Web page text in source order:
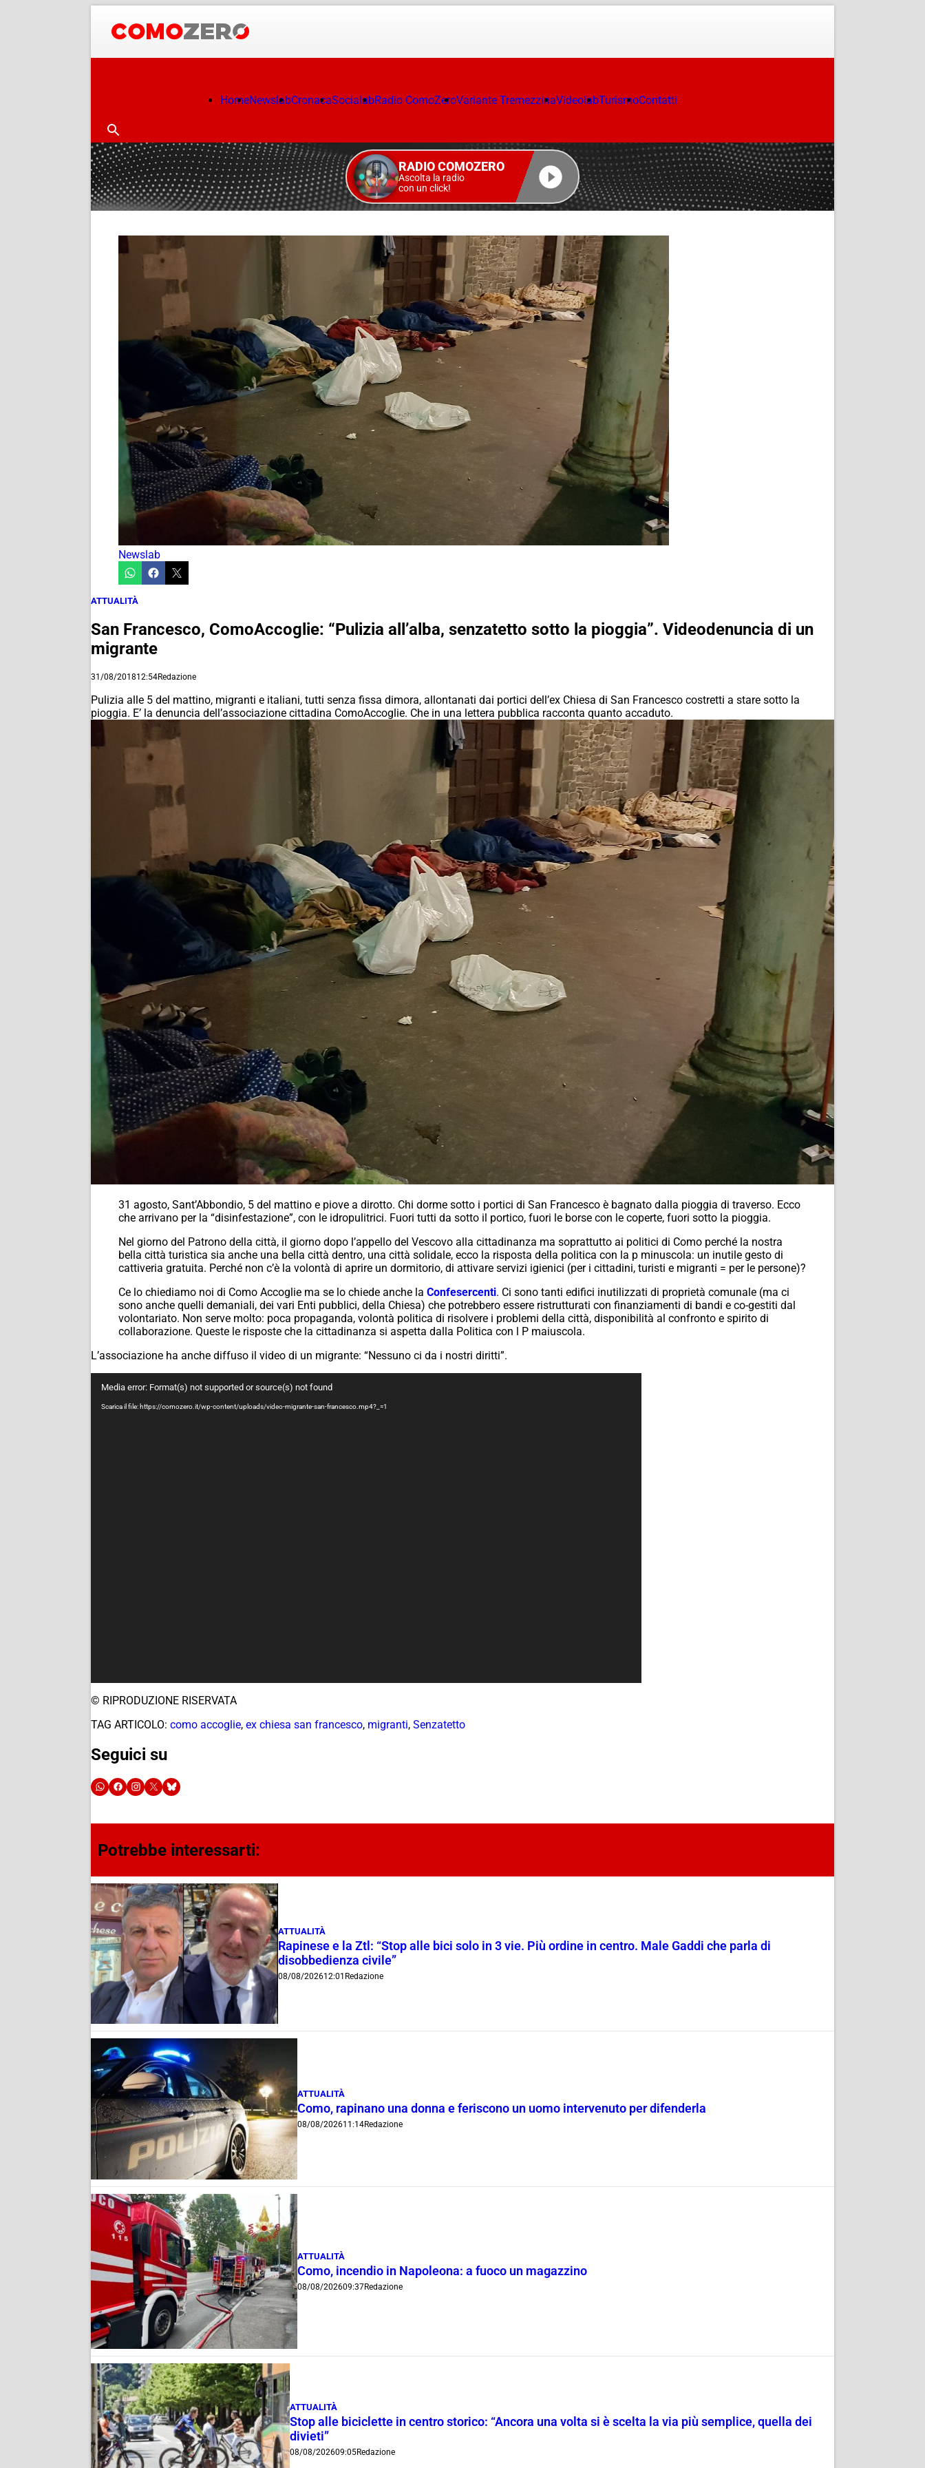
HomeNewslabCronacaSocialabRadio ComoZeroVariante TremezzinaVideolabTurismoContatti
RADIO COMOZERO
Ascolta la radio
con un click!
Newslab
ATTUALITÀ
San Francesco, ComoAccoglie: “Pulizia all’alba, senzatetto sotto la pioggia”. Videodenuncia di un
migrante
31/08/201812:54Redazione
Pulizia alle 5 del mattino, migranti e italiani, tutti senza fissa dimora, allontanati dai portici dell’ex Chiesa di San Francesco costretti a stare sotto la
pioggia. E’ la denuncia dell’associazione cittadina ComoAccoglie. Che in una lettera pubblica racconta quanto accaduto.
31 agosto, Sant’Abbondio, 5 del mattino e piove a dirotto. Chi dorme sotto i portici di San Francesco è bagnato dalla pioggia di traverso. Ecco
che arrivano per la “disinfestazione”, con le idropulitrici. Fuori tutti da sotto il portico, fuori le borse con le coperte, fuori sotto la pioggia.
Nel giorno del Patrono della città, il giorno dopo l’appello del Vescovo alla cittadinanza ma soprattutto ai politici di Como perché la nostra
bella città turistica sia anche una bella città dentro, una città solidale, ecco la risposta della politica con la p minuscola: un inutile gesto di
cattiveria gratuita. Perché non c’è la volontà di aprire un dormitorio, di attivare servizi igienici (per i cittadini, turisti e migranti = per le persone)?
Ce lo chiediamo noi di Como Accoglie ma se lo chiede anche la Confesercenti. Ci sono tanti edifici inutilizzati di proprietà comunale (ma ci
sono anche quelli demaniali, dei vari Enti pubblici, della Chiesa) che potrebbero essere ristrutturati con finanziamenti di bandi e co-gestiti dal
volontariato. Non serve molto: poca propaganda, volontà politica di risolvere i problemi della città, disponibilità al confronto e spirito di
collaborazione. Queste le risposte che la cittadinanza si aspetta dalla Politica con l P maiuscola.
L’associazione ha anche diffuso il video di un migrante: “Nessuno ci da i nostri diritti”.
Player
Media error: Format(s) not supported or source(s) not found
Scarica il file: https://comozero.it/wp-content/uploads/video-migrante-san-francesco.mp4?_=1
© RIPRODUZIONE RISERVATA
TAG ARTICOLO: como accoglie, ex chiesa san francesco, migranti, Senzatetto
Seguici su
Potrebbe interessarti:
ATTUALITÀ
Rapinese e la Ztl: “Stop alle bici solo in 3 vie. Più ordine in centro. Male Gaddi che parla di
disobbedienza civile”
08/08/202612:01 Redazione
ATTUALITÀ
Como, rapinano una donna e feriscono un uomo intervenuto per difenderla
08/08/202611:14Redazione
ATTUALITÀ
Como, incendio in Napoleona: a fuoco un magazzino
08/08/202609:37Redazione
ATTUALITÀ
Stop alle biciclette in centro storico: “Ancora una volta si è scelta la via più semplice, quella dei
divieti”
08/08/202609:05Redazione